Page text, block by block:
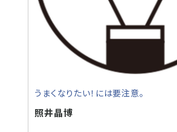
うまくなりたい！には要注意。
照井晶博